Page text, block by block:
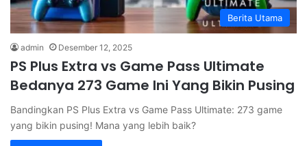
Berita Utama
admin Desember 12, 2025
PS Plus Extra vs Game Pass Ultimate
Bedanya 273 Game Ini Yang Bikin Pusing
Bandingkan PS Plus Extra vs Game Pass Ultimate: 273 game
yang bikin pusing! Mana yang lebih baik?